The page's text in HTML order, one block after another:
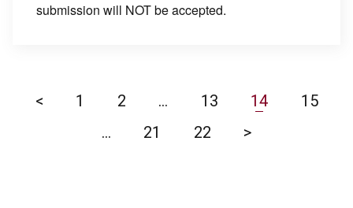
submission will NOT be accepted.
< 1 2 … 13 14
15
…
21 22 >